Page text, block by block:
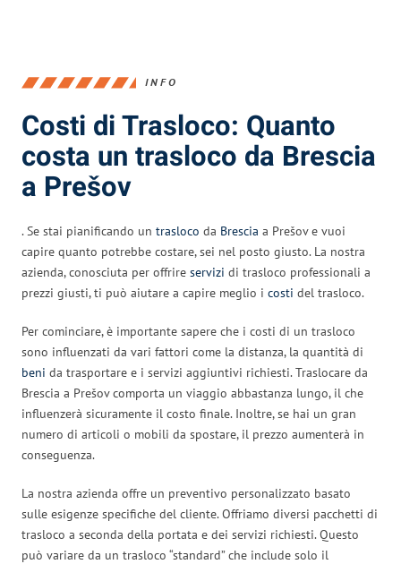
INFO
Costi di Trasloco: Quanto
costa un trasloco da Brescia
a Prešov
. Se stai pianificando un trasloco da Brescia a Prešov e vuoi
capire quanto potrebbe costare, sei nel posto giusto. La nostra
azienda, conosciuta per offrire servizi di trasloco professionali a
prezzi giusti, ti può aiutare a capire meglio i costi del trasloco.
Per cominciare, è importante sapere che i costi di un trasloco
sono influenzati da vari fattori come la distanza, la quantità di
beni da trasportare e i servizi aggiuntivi richiesti. Traslocare da
Brescia a Prešov comporta un viaggio abbastanza lungo, il che
influenzerà sicuramente il costo finale. Inoltre, se hai un gran
numero di articoli o mobili da spostare, il prezzo aumenterà in
conseguenza.
La nostra azienda offre un preventivo personalizzato basato
sulle esigenze specifiche del cliente. Offriamo diversi pacchetti di
trasloco a seconda della portata e dei servizi richiesti. Questo
può variare da un trasloco “standard” che include solo il